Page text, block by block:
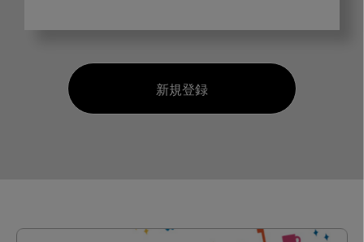
新規登録